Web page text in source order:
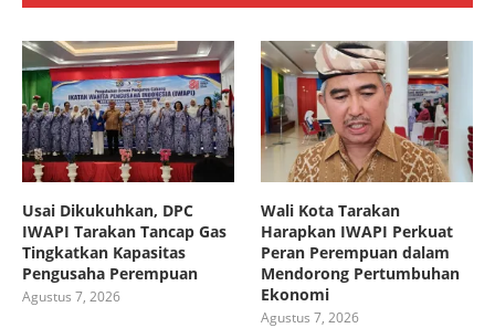
Usai Dikukuhkan, DPC
IWAPI Tarakan Tancap Gas
Tingkatkan Kapasitas
Pengusaha Perempuan
Agustus 7, 2026
Wali Kota Tarakan
Harapkan IWAPI Perkuat
Peran Perempuan dalam
Mendorong Pertumbuhan
Ekonomi
Agustus 7, 2026